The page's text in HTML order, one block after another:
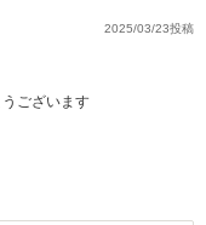
2025/03/23投稿
ございます